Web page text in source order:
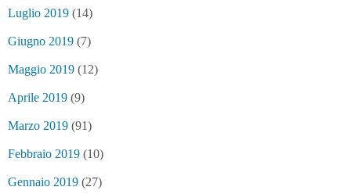
Luglio 2019 (14)
Giugno 2019 (7)
Maggio 2019 (12)
Aprile 2019 (9)
Marzo 2019 (91)
Febbraio 2019 (10)
Gennaio 2019 (27)